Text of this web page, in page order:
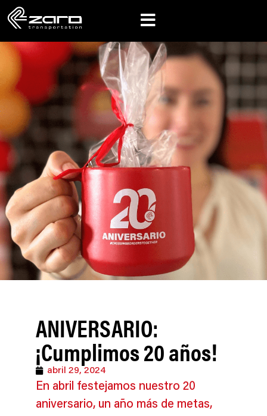
ANIVERSARIO:
¡Cumplimos 20 años!
abril 29, 2024
En abril festejamos nuestro 20
aniversario, un año más de metas,